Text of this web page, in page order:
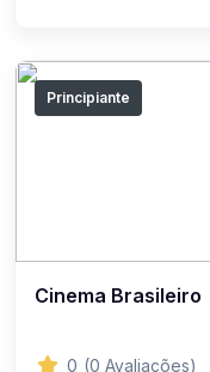
Principiante
Cinema Brasileiro
0 (0 Avaliações)